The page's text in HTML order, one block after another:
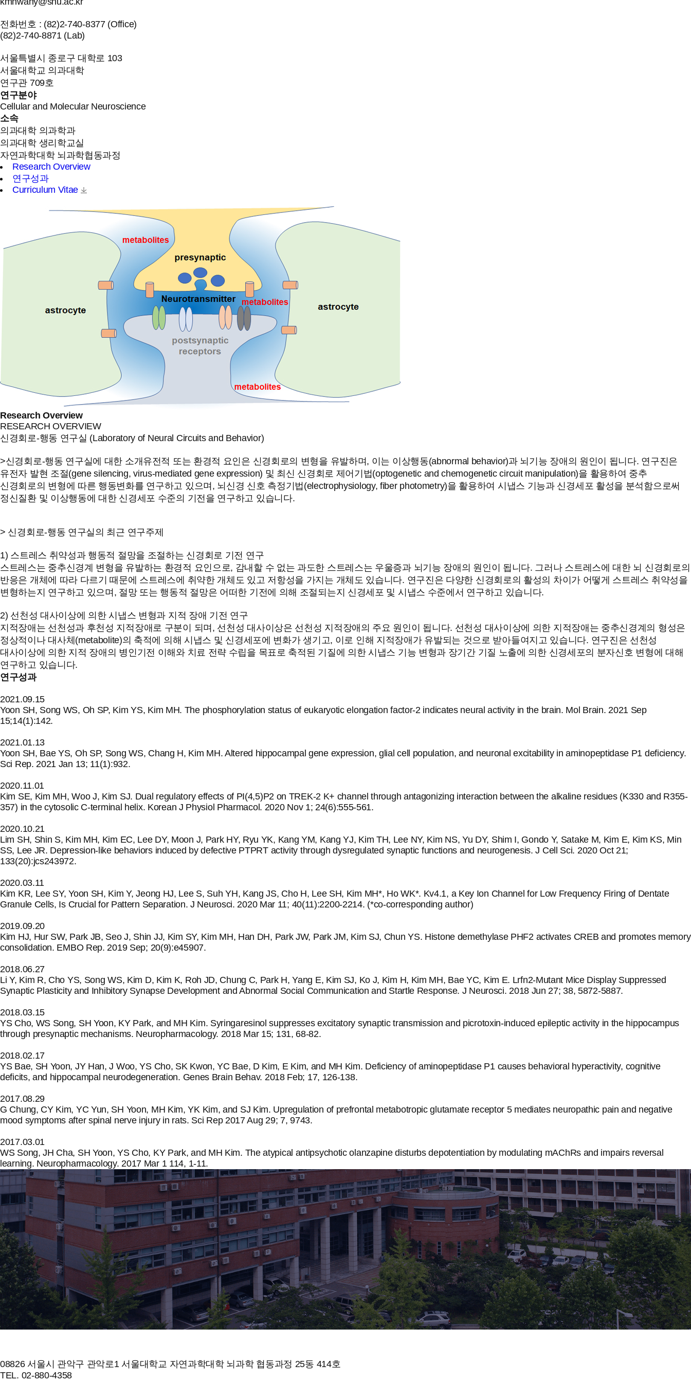
전화번호 : (82)2-740-8377 (Office)
(82)2-740-8871 (Lab)
서울특별시 종로구 대학로 103
서울대학교 의과대학
연구관 709호
연구분야
Cellular and Molecular Neuroscience
소속
의과대학 의과학과
의과대학 생리학교실
자연과학대학 뇌과학협동과정
Research Overview
연구성과
Curriculum Vitae
Research Overview
RESEARCH OVERVIEW
신경회로-행동 연구실 (Laboratory of Neural Circuits and Behavior)
>신경회로-행동 연구실에 대한 소개 유전적 또는 환경적 요인은 신경회로의 변형을 유발하며, 이는 이상행동(abnormal behavior)과 뇌기능 장애의 원인이 됩니다. 연구진은
유전자 발현 조절(gene silencing, virus-mediated gene expression) 및 최신 신경회로 제어기법(optogenetic and chemogenetic circuit manipulation)을 활용하여 중추
신경회로의 변형에 따른 행동변화를 연구하고 있으며, 뇌신경 신호 측정기법(electrophysiology, fiber photometry)을 활용하여 시냅스 기능과 신경세포 활성을 분석함으로써
정신질환 및 이상행동에 대한 신경세포 수준의 기전을 연구하고 있습니다.
> 신경회로-행동 연구실의 최근 연구주제
1) 스트레스 취약성과 행동적 절망을 조절하는 신경회로 기전 연구
스트레스는 중추신경계 변형을 유발하는 환경적 요인으로, 감내할 수 없는 과도한 스트레스는 우울증과 뇌기능 장애의 원인이 됩니다. 그러나 스트레스에 대한 뇌 신경회로의
반응은 개체에 따라 다르기 때문에 스트레스에 취약한 개체도 있고 저항성을 가지는 개체도 있습니다. 연구진은 다양한 신경회로의 활성의 차이가 어떻게 스트레스 취약성을
변형하는지 연구하고 있으며, 절망 또는 행동적 절망은 어떠한 기전에 의해 조절되는지 신경세포 및 시냅스 수준에서 연구하고 있습니다.
2) 선천성 대사이상에 의한 시냅스 변형과 지적 장애 기전 연구
지적장애는 선천성과 후천성 지적장애로 구분이 되며, 선천성 대사이상은 선천성 지적장애의 주요 원인이 됩니다. 선천성 대사이상에 의한 지적장애는 중추신경계의 형성은
정상적이나 대사체(metabolite)의 축적에 의해 시냅스 및 신경세포에 변화가 생기고, 이로 인해 지적장애가 유발되는 것으로 받아들여지고 있습니다. 연구진은 선천성
대사이상에 의한 지적 장애의 병인기전 이해와 치료 전략 수립을 목표로 축적된 기질에 의한 시냅스 기능 변형과 장기간 기질 노출에 의한 신경세포의 분자신호 변형에 대해
연구하고 있습니다.
연구성과
2021.09.15
Yoon SH, Song WS, Oh SP, Kim YS, Kim MH. The phosphorylation status of eukaryotic elongation factor-2 indicates neural activity in the brain. Mol Brain. 2021 Sep
15;14(1):142.
2021.01.13
Yoon SH, Bae YS, Oh SP, Song WS, Chang H, Kim MH. Altered hippocampal gene expression, glial cell population, and neuronal excitability in aminopeptidase P1 deficiency.
Sci Rep. 2021 Jan 13; 11(1):932.
2020.11.01
Kim SE, Kim MH, Woo J, Kim SJ. Dual regulatory effects of PI(4,5)P2 on TREK-2 K+ channel through antagonizing interaction between the alkaline residues (K330 and R355-
357) in the cytosolic C-terminal helix. Korean J Physiol Pharmacol. 2020 Nov 1; 24(6):555-561.
2020.10.21
Lim SH, Shin S, Kim MH, Kim EC, Lee DY, Moon J, Park HY, Ryu YK, Kang YM, Kang YJ, Kim TH, Lee NY, Kim NS, Yu DY, Shim I, Gondo Y, Satake M, Kim E, Kim KS, Min
SS, Lee JR. Depression-like behaviors induced by defective PTPRT activity through dysregulated synaptic functions and neurogenesis. J Cell Sci. 2020 Oct 21;
133(20):jcs243972.
2020.03.11
Kim KR, Lee SY, Yoon SH, Kim Y, Jeong HJ, Lee S, Suh YH, Kang JS, Cho H, Lee SH, Kim MH*, Ho WK*. Kv4.1, a Key Ion Channel for Low Frequency Firing of Dentate
Granule Cells, Is Crucial for Pattern Separation. J Neurosci. 2020 Mar 11; 40(11):2200-2214. (*co-corresponding author)
2019.09.20
Kim HJ, Hur SW, Park JB, Seo J, Shin JJ, Kim SY, Kim MH, Han DH, Park JW, Park JM, Kim SJ, Chun YS. Histone demethylase PHF2 activates CREB and promotes memory
consolidation. EMBO Rep. 2019 Sep; 20(9):e45907.
2018.06.27
Li Y, Kim R, Cho YS, Song WS, Kim D, Kim K, Roh JD, Chung C, Park H, Yang E, Kim SJ, Ko J, Kim H, Kim MH, Bae YC, Kim E. Lrfn2-Mutant Mice Display Suppressed
Synaptic Plasticity and Inhibitory Synapse Development and Abnormal Social Communication and Startle Response. J Neurosci. 2018 Jun 27; 38, 5872-5887.
2018.03.15
YS Cho, WS Song, SH Yoon, KY Park, and MH Kim. Syringaresinol suppresses excitatory synaptic transmission and picrotoxin-induced epileptic activity in the hippocampus
through presynaptic mechanisms. Neuropharmacology. 2018 Mar 15; 131, 68-82.
2018.02.17
YS Bae, SH Yoon, JY Han, J Woo, YS Cho, SK Kwon, YC Bae, D Kim, E Kim, and MH Kim. Deficiency of aminopeptidase P1 causes behavioral hyperactivity, cognitive
deficits, and hippocampal neurodegeneration. Genes Brain Behav. 2018 Feb; 17, 126-138.
2017.08.29
G Chung, CY Kim, YC Yun, SH Yoon, MH Kim, YK Kim, and SJ Kim. Upregulation of prefrontal metabotropic glutamate receptor 5 mediates neuropathic pain and negative
mood symptoms after spinal nerve injury in rats. Sci Rep 2017 Aug 29; 7, 9743.
2017.03.01
WS Song, JH Cha, SH Yoon, YS Cho, KY Park, and MH Kim. The atypical antipsychotic olanzapine disturbs depotentiation by modulating mAChRs and impairs reversal
learning. Neuropharmacology. 2017 Mar 1 114, 1-11.
08826 서울시 관악구 관악로1 서울대학교 자연과학대학 뇌과학 협동과정 25동 414호
TEL. 02-880-4358